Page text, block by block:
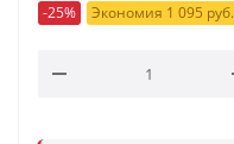
-25% Экономия 1 095 руб.